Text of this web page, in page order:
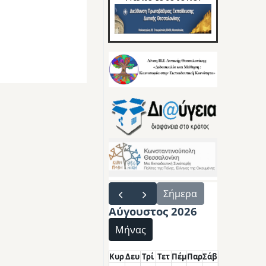
Σήμερα
Αύγουστος 2026
Μήνας
ΚυρΔευ Τρί Τετ ΠέμΠαρΣάβ